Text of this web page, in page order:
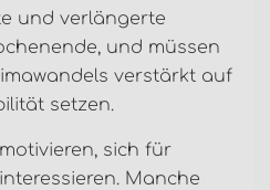
und verlängerte
und müssen
verstärkt auf
setzen.
sich für
Manche